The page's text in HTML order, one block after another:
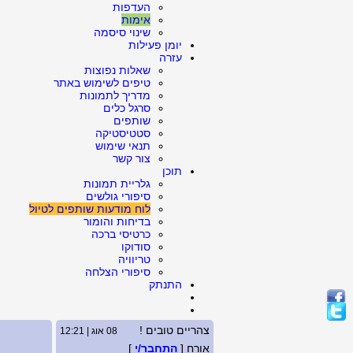
העדפות
אימות
שינוי סיסמה
יומן פעילות
עזרה
שאלות נפוצות
טיפים לשימוש באתר
מדריך לתמונות
סרגל כלים
שותפים
סטטיסטיקה
תנאי שימוש
צור קשר
תוכן
גלריית תמונות
סיפורי גולשים
לוח מודעות שותפים לטיול
בדיחות והומור
כרטיסי ברכה
סודוקו
טריוויה
סיפורי הצלחה
התנתק
צהריים טובים ! 08 אוג | 12:21
אורח [ התחבר/י ]